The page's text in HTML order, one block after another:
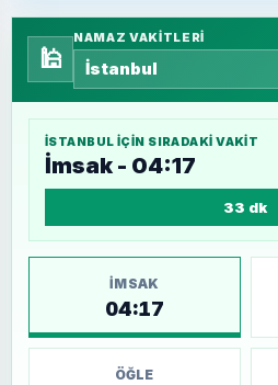
🕌
NAMAZ VAKITLERI
İSTANBUL IÇIN SIRADAKI VAKIT
İmsak - 04:17
33 dk
İMSAK
04:17
ÖĞLE